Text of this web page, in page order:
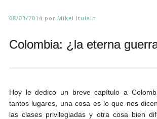
08/03/2014 por Mikel Itulain
Colombia: ¿la eterna
Hoy le dedico un breve capítulo a
tantos lugares, una cosa es lo que nos
las clases privilegiadas y otra cosa bien